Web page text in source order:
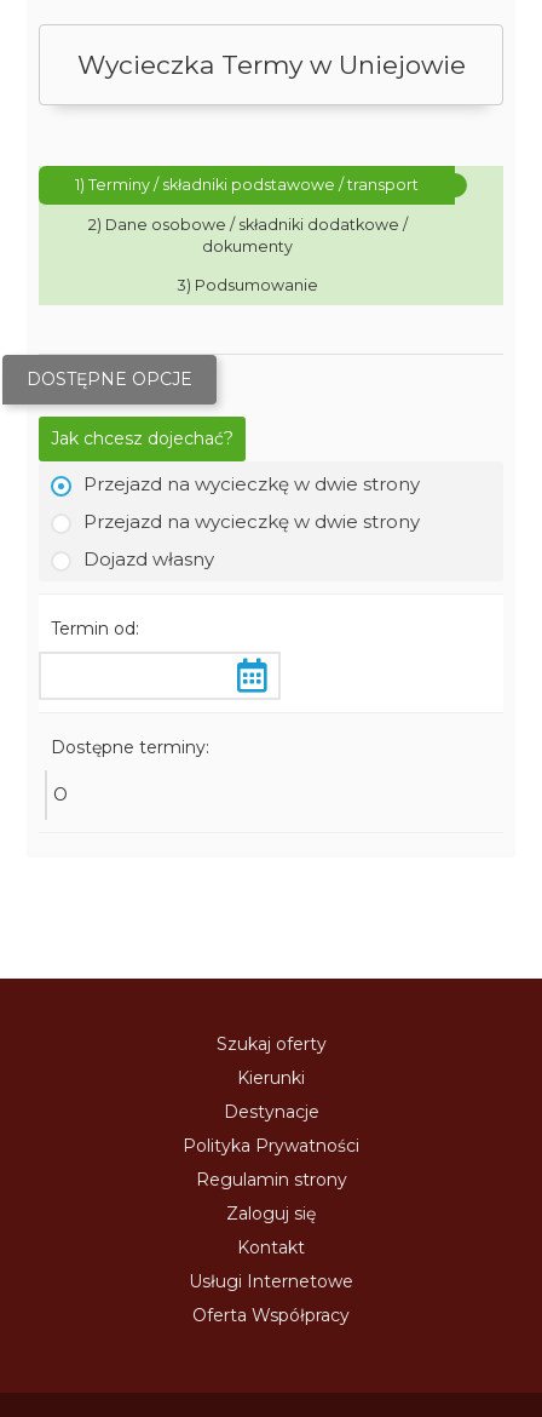
Wycieczka Termy w Uniejowie
1) Terminy / składniki podstawowe / transport
2) Dane osobowe / składniki dodatkowe /
dokumenty
3) Podsumowanie
DOSTĘPNE OPCJE
Jak chcesz dojechać?
Przejazd na wycieczkę w dwie strony
Przejazd na wycieczkę w dwie strony
Dojazd własny
Termin od:
Dostępne terminy:
O
Szukaj oferty
Kierunki
Destynacje
Polityka Prywatności
Regulamin strony
Zaloguj się
Kontakt
Usługi Internetowe
Oferta Współpracy